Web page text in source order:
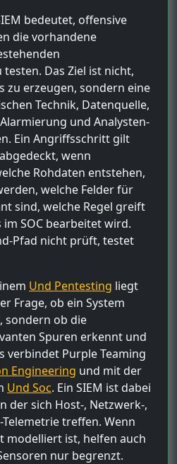
bedeutet, offensive
die vorhandene
Das Ziel ist nicht,
zu erzeugen, sondern eine
Technik, Datenquelle,
und Analysten-
Ein Angriffsschritt gilt
wenn
Rohdaten entstehen,
welche Felder für
sind, welche Regel greift
SOC bearbeitet wird.
Pfad nicht prüft, testet
Und Pentesting liegt
Frage, ob ein System
ob die
Spuren erkennt und
verbindet Purple Teaming
Engineering und mit der
Und Soc. Ein SIEM ist dabei
der sich Host-, Netzwerk-,
treffen. Wenn
modelliert ist, helfen auch
nur begrenzt.